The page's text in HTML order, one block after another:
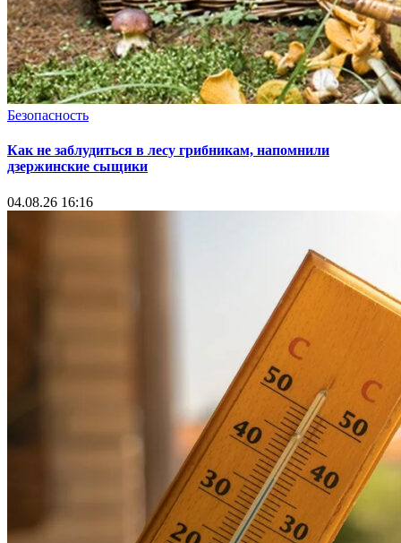
Безопасность
Как не заблудиться в лесу грибникам, напомнили
дзержинские сыщики
04.08.26 16:16